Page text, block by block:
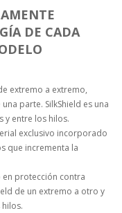
DE CADA
extremo a extremo,
parte. SilkShield es una
y entre los hilos.
exclusivo incorporado
que incrementa la
en protección contra
de un extremo a otro y